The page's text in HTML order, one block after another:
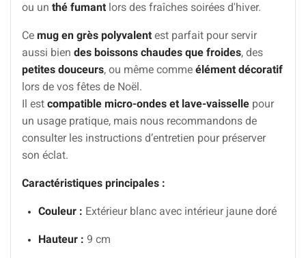
ou un thé fumant lors des fraîches soirées d'hiver.
Ce mug en grès polyvalent est parfait pour servir
aussi bien des boissons chaudes que froides, des
petites douceurs, ou même comme élément décoratif
lors de vos fêtes de Noël.
Il est compatible micro-ondes et lave-vaisselle pour
un usage pratique, mais nous recommandons de
consulter les instructions d’entretien pour préserver
son éclat.
Caractéristiques principales :
Couleur : Extérieur blanc avec intérieur jaune doré
Hauteur : 9 cm